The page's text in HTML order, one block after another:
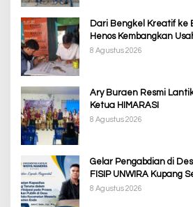
Dari Bengkel Kreatif ke
Henos Kembangkan
8 Agustus 2026
Ary Buraen Resmi
Ketua HIMARASI
8 Agustus 2026
Gelar Pengabdian di
FISIP UNWIRA Kupang
Masyarakat &
8 Agustus 2026